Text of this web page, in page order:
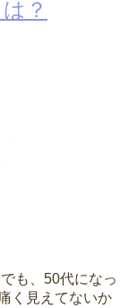
？
も、50代になっ
く見えてないか